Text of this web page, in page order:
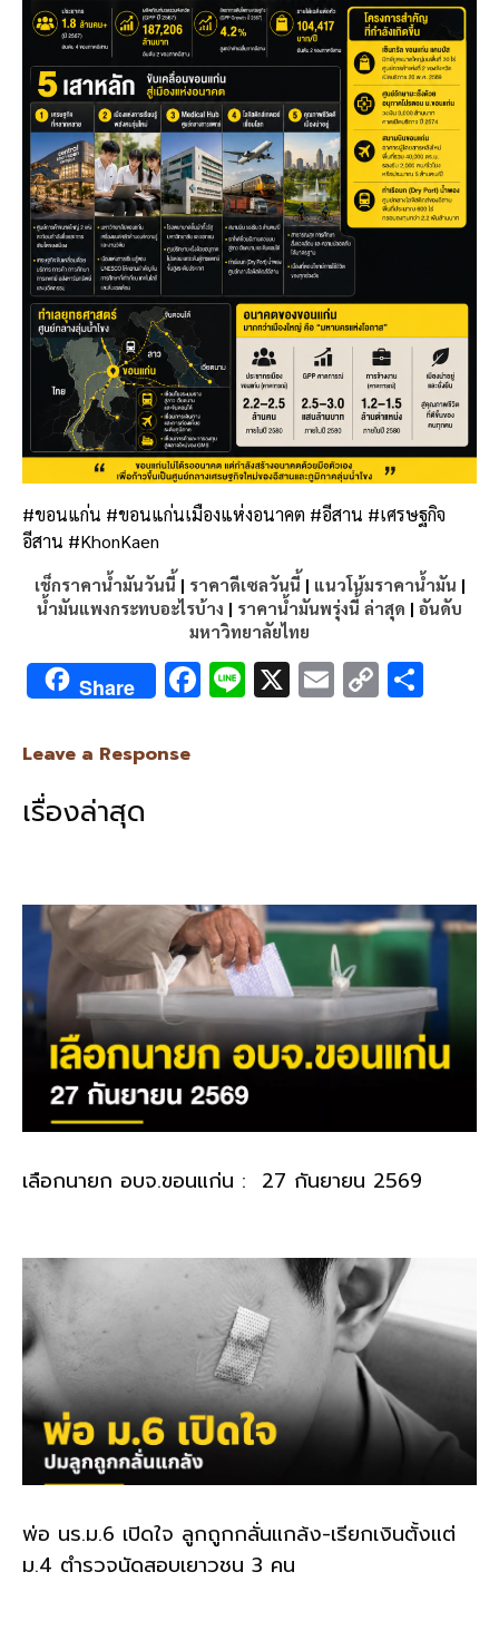
#ขอนแก่น #ขอนแก่นเมืองแห่งอนาคต #อีสาน #เศรษฐกิจ
อีสาน #KhonKaen
เช็กราคาน้ำมันวันนี้ | ราคาดีเซลวันนี้ | แนวโน้มราคาน้ำมัน |
น้ำมันแพงกระทบอะไรบ้าง | ราคาน้ำมันพรุ่งนี้ ล่าสุด | อันดับ
มหาวิทยาลัยไทย
Share F
k
Li X E C
Leave a Response
เรื่องล่าสุด
เลือกนายก อบจ.ขอนแก่น : 27 กันยายน 2569
พ่อ นร.ม.6 เปิดใจ ลูกถูกกลั่นแกล้ง-เรียกเงินตั้งแต่
ม.4 ตำรวจนัดสอบเยาวชน 3 คน